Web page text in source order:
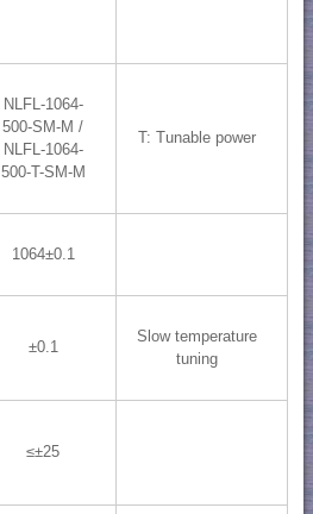
NLFL-1064-
500-SM-M /
NLFL-1064-
500-T-SM-M
T: Tunable power
1064±0.1
±0.1
Slow temperature
tuning
≤±25